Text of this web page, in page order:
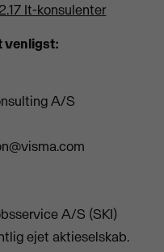
It-konsulenter
venligst:
A/S
A/S (SKI)
ejet aktieselskab.